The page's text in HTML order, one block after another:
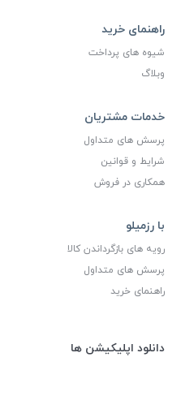
راهنمای خرید
شیوه های پرداخت
وبلاگ
خدمات مشتریان
پرسش های متداول
شرایط و قوانین
همکاری در فروش
با رزمیلو
رویه های بازگرداندن کالا
پرسش های متداول
راهنمای خرید
دانلود اپلیکیشن ها